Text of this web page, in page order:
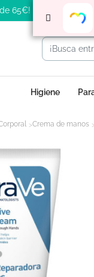
65€!
Higiene
Crema de manos